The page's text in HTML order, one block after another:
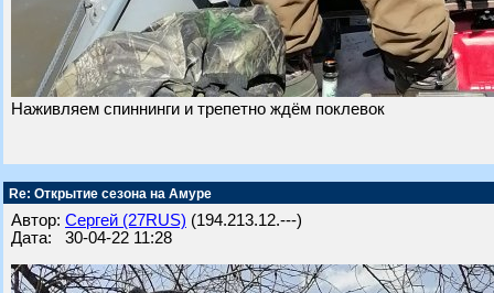
Наживляем спиннинги и трепетно ждём поклевок
Re: Открытие сезона на Амуре
Автор: Сергей (27RUS) (194.213.12.---)
Дата: 30-04-22 11:28